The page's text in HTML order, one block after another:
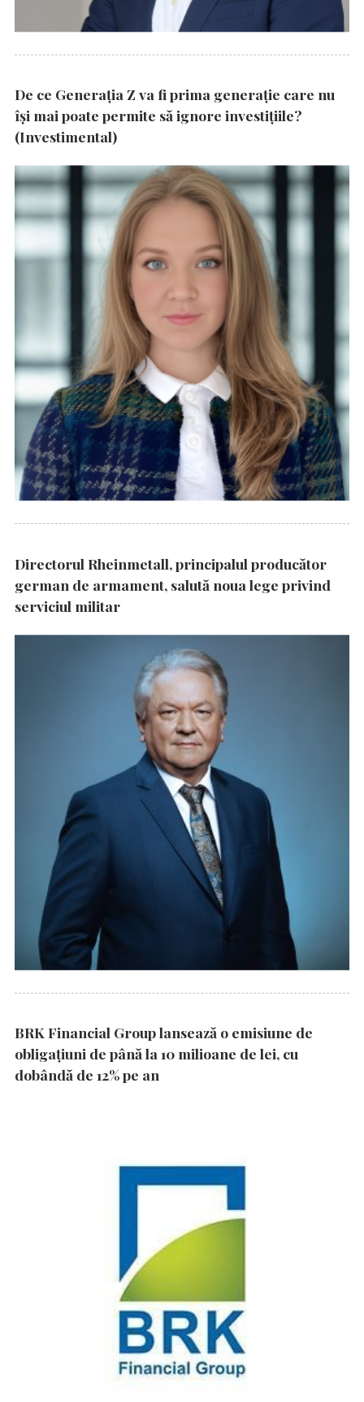
De ce Generația Z va fi prima generație care nu
își mai poate permite să ignore investițiile?
(Investimental)
Directorul Rheinmetall, principalul producător
german de armament, salută noua lege privind
serviciul militar
BRK Financial Group lansează o emisiune de
obligațiuni de până la 10 milioane de lei, cu
dobândă de 12% pe an